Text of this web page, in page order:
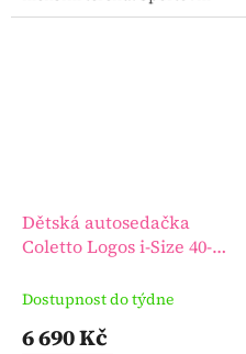
dětský kočárek je vhodný pro
Dětská autosedačka
Coletto Logos i-Size 40-
Dostupnost do týdne
6 690 Kč